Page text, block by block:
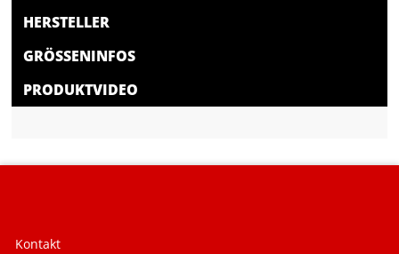
HERSTELLER
GRÖSSENINFOS
PRODUKTVIDEO
Kontakt